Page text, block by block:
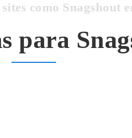
como Snagshout
para